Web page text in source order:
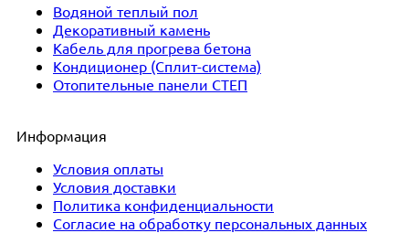
Водяной теплый пол
Декоративный камень
Кабель для прогрева бетона
Кондиционер (Сплит-система)
Отопительные панели СТЕП
Информация
Условия оплаты
Условия доставки
Политика конфиденциальности
Согласие на обработку персональных данных